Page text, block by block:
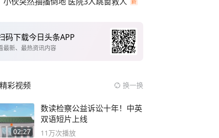
码下载今日头条APP
最新、最热资讯内容
精彩视频 换一换
02:27
数读检察公益诉讼十年！中英
双语短片上线
11万次播放